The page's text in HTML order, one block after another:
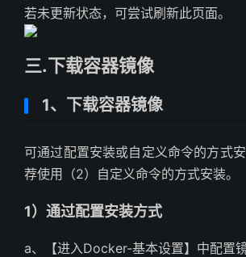
若未更新状态，可尝试刷新此页面。
三.下载容器镜像
1、下载容器镜像
可通过配置安装或自定义命令的方式
荐使用（2）自定义命令的方式安装。
1）通过配置安装方式
a、【进入Docker-基本设置】中配置